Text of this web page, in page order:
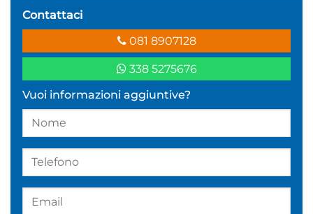
Contattaci
081 8907128
338 5275676
Vuoi informazioni aggiuntive?